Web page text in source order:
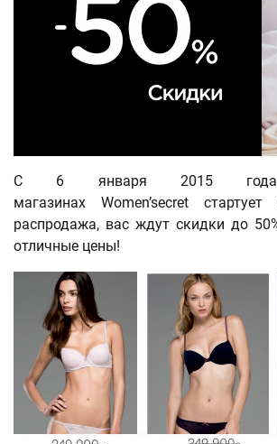
С 6 января 2015
магазинах Women’secret стартует
распродажа, вас ждут скидки до
отличные цены!